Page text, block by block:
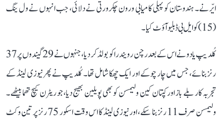
ایّر نے۔ ہندوستان کو پہلی کامیابی ورون چکرورتی نے دلائی، جب انہوں نے ول ینگ
(15) کو ایل بی ڈبلیو آؤٹ کیا۔
کُلدیپ یادو نے اس کے بعد رچن رویندرا کو بولڈ کر دیا، جنہوں نے 29 گیندوں پر 37
رنز بنائے، جس میں چار چوکے اور ایک چھکا شامل تھا۔ کُلدیپ نے پھر نیوزی لینڈ کے
تجربہ کار بلے باز اور کپتان کین ولیمسن کو بھی پویلین بھیج دیا، جو ریٹرن کیچ تھما بیٹھے۔
ولیمسن صرف 11 رنز بنا سکے، اور نیوزی لینڈ کا اس وقت اسکور 75 رنز پر تین وکٹ